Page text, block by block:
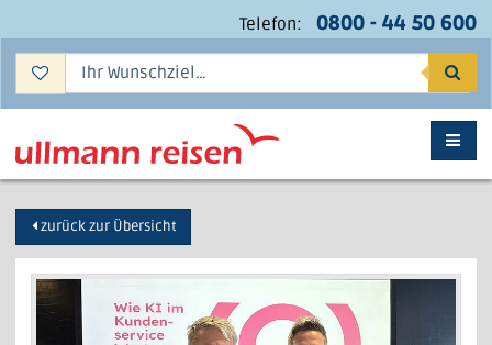
Telefon: 0800 - 44 50 600
zurück zur Übersicht